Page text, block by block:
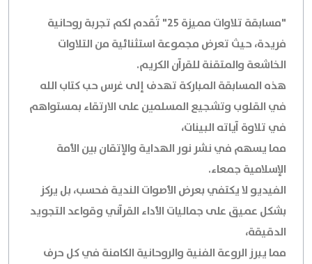
"مسابقة تلاوات مميزة 25" تُقدم لكم تجربة روحانية
فريدة، حيث تعرض مجموعة استثنائية من التلاوات
الخاشعة والمتقنة للقرآن الكريم.
هذه المسابقة المباركة تهدف إلى غرس حب كتاب الله
في القلوب وتشجيع المسلمين على الارتقاء بمستواهم
في تلاوة آياته البينات،
مما يسهم في نشر نور الهداية والإتقان بين الأمة
الإسلامية جمعاء.
الفيديو لا يكتفي بعرض الأصوات الندية فحسب، بل يركز
بشكل عميق على جماليات الأداء القرآني وقواعد التجويد
الدقيقة،
مما يبرز الروعة الفنية والروحانية الكامنة في كل حرف